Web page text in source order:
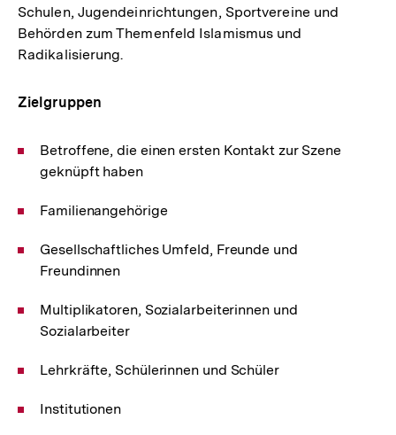
Schulen, Jugendeinrichtungen, Sportvereine und
Behörden zum Themenfeld Islamismus und
Radikalisierung.
Zielgruppen
Betroffene, die einen ersten Kontakt zur Szene
geknüpft haben
Familienangehörige
Gesellschaftliches Umfeld, Freunde und
Freundinnen
Multiplikatoren, Sozialarbeiterinnen und
Sozialarbeiter
Lehrkräfte, Schülerinnen und Schüler
Institutionen